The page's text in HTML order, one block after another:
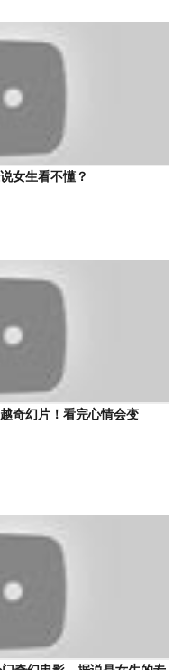
女生看不懂？
奇幻片！看完心情会变